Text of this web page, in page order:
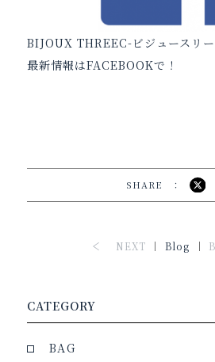
CATEGORY
BAG
BIJOUX THREEC-ビジュースリ
最新情報はFACEBOOKで！
SHARE
NEXT Blog